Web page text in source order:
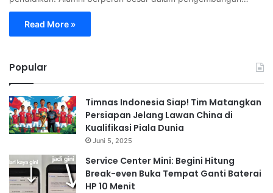
Read More »
Popular
Timnas Indonesia Siap! Tim Matangkan
Persiapan Jelang Lawan China di
Kualifikasi Piala Dunia
Juni 5, 2025
Service Center Mini: Begini Hitung
Break-even Buka Tempat Ganti Baterai
HP 10 Menit